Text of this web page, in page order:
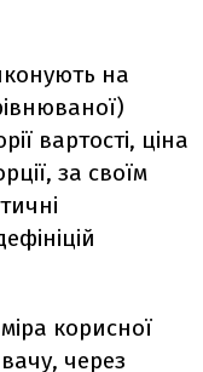
на
вартості, ціна
за своїм
корисної
через